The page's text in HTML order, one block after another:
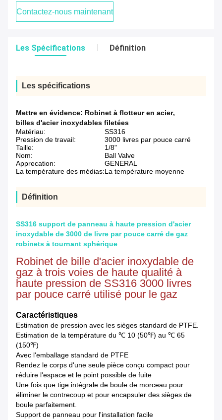
Contactez-nous maintenant
Les Spécifications Définition
Les spécifications
Mettre en évidence: Robinet à flotteur en acier,
billes d'acier inoxydables filetées
Matériau:
SS316
Pression de travail:
3000 livres par pouce carré
Taille:
1/8"
Nom:
Ball Valve
Apprecation:
GENERAL
La température des médias:La température moyenne
Définition
SS316 support de panneau à haute pression d'acier
inoxydable de 3000 de livre par pouce carré de gaz
robinets à tournant sphérique
Robinet de bille d'acier inoxydable de
gaz à trois voies de haute qualité à
haute pression de SS316 3000 livres
par pouce carré utilisé pour le gaz
Caractéristiques
Estimation de pression avec les sièges standard de PTFE.
Estimation de la température du ℃ 10 (50℉) au ℃ 65
(150℉)
Avec l'emballage standard de PTFE
Rendez le corps d'une seule pièce conçu compact pour
réduire l'espace et le point possible de fuite
Une fois que tige intégrale de boule de morceau pour
éliminer le contrecoup et pour encapsuler des sièges de
boule parfaitement.
Support de panneau pour l'installation facile